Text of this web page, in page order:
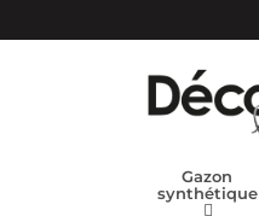
Gazon
synthétique